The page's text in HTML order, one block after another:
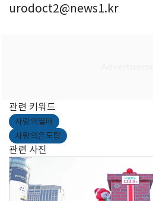
urodoct2@news1.kr
관련 키워드
사랑의열매
사랑의온도탑
관련 사진